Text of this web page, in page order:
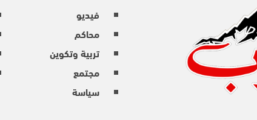
فيديو
محاكم
تربية وتكوين
مجتمع
سياسة